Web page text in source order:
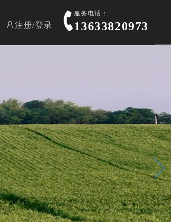
注册/登录
服务电话：
13633820973